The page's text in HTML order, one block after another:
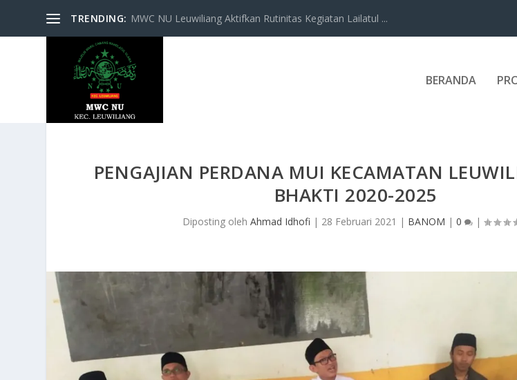
TRENDING: MWC NU Leuwiliang Aktifkan Rutinitas Kegiatan Lailatul ...
BERANDA
PENGAJIAN PERDANA MUI KECAMATAN
BHAKTI 2020-2025
Diposting oleh Ahmad Idhofi | 28 Februari 2021 | BANOM | 0 |